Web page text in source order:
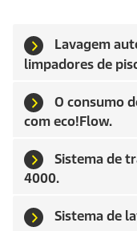
Lavagem
limpadores de
O consumo
com eco!Flow.
Sistema de
4000.
Sistema de